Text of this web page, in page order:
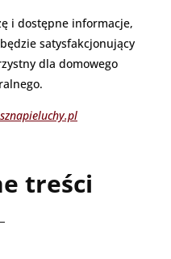
i dostępne informacje,
satysfakcjonujący
dla domowego
treści